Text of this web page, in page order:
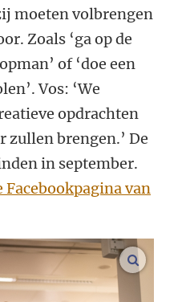
moeten volbrengen
Zoals ‘ga op de
of ‘doe een
Vos: ‘We
opdrachten
zullen brengen.’ De
in september.
van